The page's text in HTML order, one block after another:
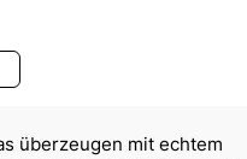
überzeugen mit echtem